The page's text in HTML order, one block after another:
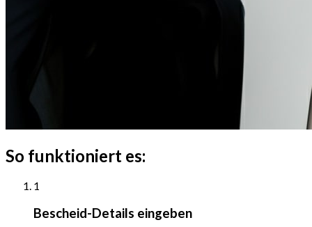
So funktioniert es:
1
Bescheid-Details eingeben